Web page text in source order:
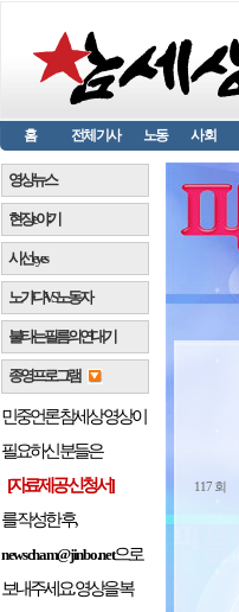
홈 전체기사 노동 사회
117 회
영상뉴스
현장 e 야기
시선 e y e s
노가다 VS 노동자
불타는 필름의 연대기
종영프로그램
민중언론 참세상 영상이
필요하신 분들은
[자료제공 신청서]
를 작성한 후,
newscham@jinbo.net으로
보내주세요. 영상을 복